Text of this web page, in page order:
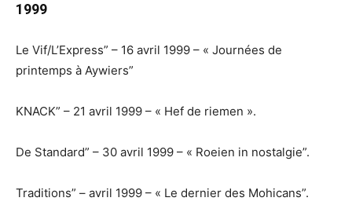
1999
Le Vif/L’Express” – 16 avril 1999 – « Journées de
printemps à Aywiers”
KNACK” – 21 avril 1999 – « Hef de riemen ».
De Standard” – 30 avril 1999 – « Roeien in nostalgie”.
Traditions” – avril 1999 – « Le dernier des Mohicans”.